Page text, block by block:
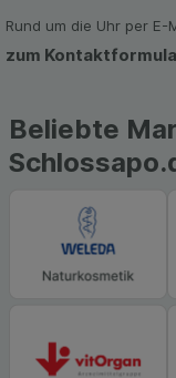
hierfür teilweise
soziale Medien
Rund um die Uhr per E-
zum
Beliebte